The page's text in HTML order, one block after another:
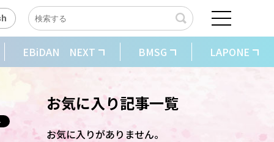
EBiDAN NEXT BMSG LAPONE
お気に入り記事一覧
お気に入りがありません。